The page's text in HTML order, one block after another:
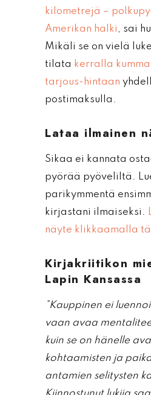
kilometrejä –
Amerikan halki , sai
Mikäli se on vielä
tilata kerralla
tarjous-hintaan
postimaksulla.
Lataa ilmainen
Sikaa ei kannata
pyörää pyöveliltä.
parikymmentä
kirjastani ilmaiseksi.
näyte klikkaamalla
Kirjakriitikon
Lapin Kansassa
”Kauppinen ei
vaan avaa
kuin se on hänelle
kohtaamisten ja
antamien selitysten